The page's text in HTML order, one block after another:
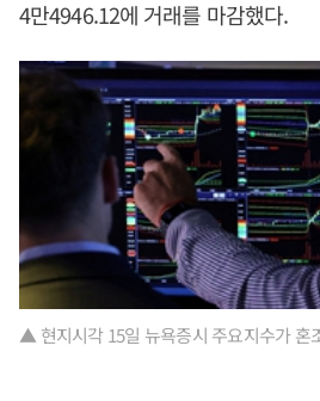
4만4946.12에 거래를 마감했다.
▲ 현지시각 15일 뉴욕증시 주요지수가 혼